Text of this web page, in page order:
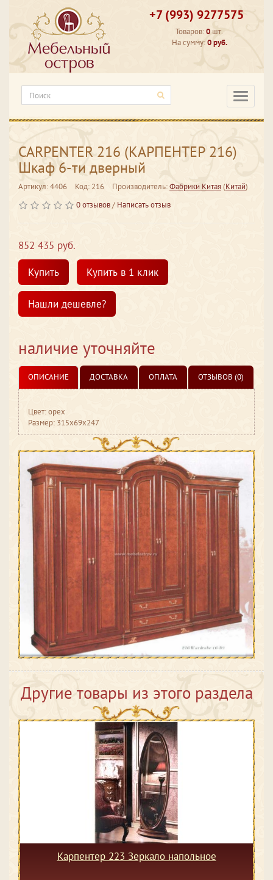
+7 (993) 9277575
Товаров:0 шт.
На сумму:0 руб.
CARPENTER 216 (КАРПЕНТЕР 216)
Шкаф 6-ти дверный
Артикул: 4406 Код: 216 Производитель:Фабрики Китая(Китай)
0 отзывов/ Написать отзыв
852 435 руб.
Купить
Купить в 1 клик
Нашли дешевле?
наличие уточняйте
ОПИСАНИЕ ДОСТАВКА ОПЛАТА ОТЗЫВОВ (0)
Цвет: орех
Размер: 315x69x247
Другие товары из этого раздела
Карпентер 223 Зеркало напольное